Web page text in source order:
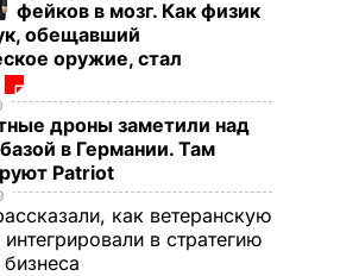
фейков в мозг. Как физик
обещавший
оружие, стал
дроны заметили над
в Германии. Там
Patriot
как ветеранскую
интегрировали в стратегию
бизнеса